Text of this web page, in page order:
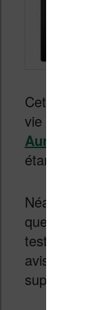
Cette
vie car elle
Aura H2O
étanche.
Néanmoins,
que j’ai pu
test
avis sur les
superbe